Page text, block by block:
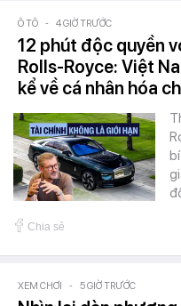
Ô TÔ - 4 GIỜ TRƯỚC
12 phút độc quyền
Rolls-Royce: Việt
kể về cá nhân hóa
Chia sẻ
XEM CHƠI - 5 GIỜ TRƯỚC